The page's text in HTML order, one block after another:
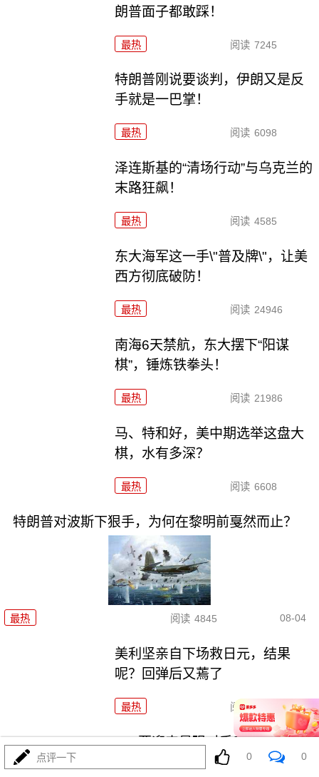
朗普面子都敢踩！
最热 阅读 7245
特朗普刚说要谈判，伊朗又是反
手就是一巴掌！
最热 阅读 6098
泽连斯基的“清场行动”与乌克兰的
末路狂飙！
最热 阅读 4585
东大海军这一手\"普及牌\"，让美
西方彻底破防！
最热 阅读 24946
南海6天禁航，东大摆下“阳谋
棋”，锤炼铁拳头！
最热 阅读 21986
马、特和好，美中期选举这盘大
棋，水有多深？
最热 阅读 6608
特朗普对波斯下狠手，为何在黎明前戛然而止？
最热 阅读 4845 08-04
美利坚亲自下场救日元，结果
呢？回弹后又蔫了
最热 阅读 12583
055要迎来最强对手？东瀛万吨新
点评一下 0 0